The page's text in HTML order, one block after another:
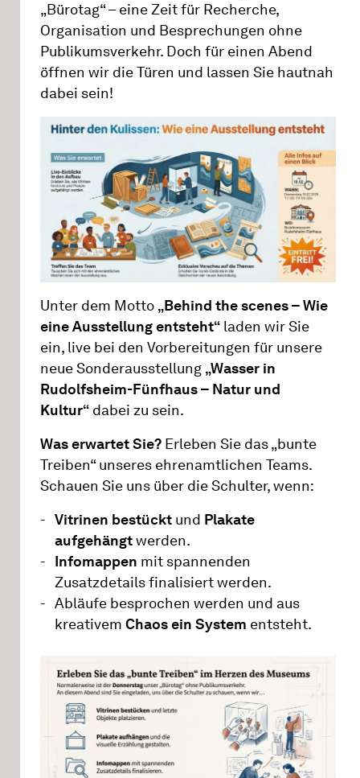
„Bürotag“ – eine Zeit für Recherche,
Organisation und Besprechungen ohne
Publikumsverkehr. Doch für einen Abend
öffnen wir die Türen und lassen Sie hautnah
dabei sein!
Unter dem Motto „Behind the scenes – Wie
eine Ausstellung entsteht“ laden wir Sie
ein, live bei den Vorbereitungen für unsere
neue Sonderausstellung „Wasser in
Rudolfsheim-Fünfhaus – Natur und
Kultur“ dabei zu sein.
Was erwartet Sie? Erleben Sie das „bunte
Treiben“ unseres ehrenamtlichen Teams.
Schauen Sie uns über die Schulter, wenn:
Vitrinen bestückt und Plakate
aufgehängtwerden.
Infomappen mit spannenden
Zusatzdetails finalisiert werden.
Abläufe besprochen werden und aus
kreativem Chaos ein System entsteht.